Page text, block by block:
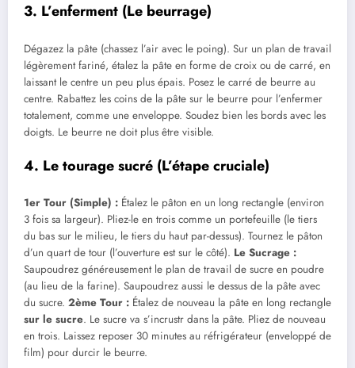
3. L’enferment (Le beurrage)
Dégazez la pâte (chassez l’air avec le poing). Sur un plan de travail
légèrement fariné, étalez la pâte en forme de croix ou de carré, en
laissant le centre un peu plus épais. Posez le carré de beurre au
centre. Rabattez les coins de la pâte sur le beurre pour l’enfermer
totalement, comme une enveloppe. Soudez bien les bords avec les
doigts. Le beurre ne doit plus être visible.
4. Le tourage sucré (L’étape cruciale)
1er Tour (Simple) : Étalez le pâton en un long rectangle (environ
3 fois sa largeur). Pliez-le en trois comme un portefeuille (le tiers
du bas sur le milieu, le tiers du haut par-dessus). Tournez le pâton
d’un quart de tour (l’ouverture est sur le côté). Le Sucrage :
Saupoudrez généreusement le plan de travail de sucre en poudre
(au lieu de la farine). Saupoudrez aussi le dessus de la pâte avec
du sucre. 2ème Tour : Étalez de nouveau la pâte en long rectangle
sur le sucre. Le sucre va s’incrustr dans la pâte. Pliez de nouveau
en trois. Laissez reposer 30 minutes au réfrigérateur (enveloppé de
film) pour durcir le beurre.